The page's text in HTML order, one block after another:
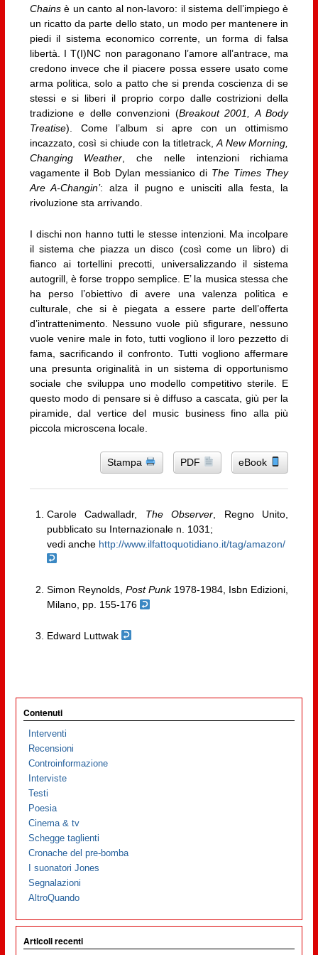
Chainsè un canto al non-lavoro: il sistema dell’impiego è
un ricatto da parte dello stato, un modo per mantenere in
piedi il sistema economico corrente, un forma di falsa
libertà. I T(I)NC non paragonano l’amore all’antrace, ma
credono invece che il piacere possa essere usato come
arma politica, solo a patto che si prenda coscienza di se
stessi e si liberi il proprio corpo dalle costrizioni della
tradizione e delle convenzioni (Breakout 2001, A Body
Treatise). Come l’album si apre con un ottimismo
incazzato, così si chiude con la titletrack,A New Morning,
Changing Weather , che nelle intenzioni richiama
vagamente il Bob Dylan messianico di The Times They
Are A-Changin’: alza il pugno e unisciti alla festa, la
rivoluzione sta arrivando.
I dischi non hanno tutti le stesse intenzioni. Ma incolpare
il sistema che piazza un disco (così come un libro) di
fianco ai tortellini precotti, universalizzando il sistema
autogrill, è forse troppo semplice. E’ la musica stessa che
ha perso l’obiettivo di avere una valenza politica e
culturale, che si è piegata a essere parte dell’offerta
d’intrattenimento. Nessuno vuole più sfigurare, nessuno
vuole venire male in foto, tutti vogliono il loro pezzetto di
fama, sacrificando il confronto. Tutti vogliono affermare
una presunta originalità in un sistema di opportunismo
sociale che sviluppa uno modello competitivo sterile. E
questo modo di pensare si è diffuso a cascata, giù per la
piramide, dal vertice del music business fino alla più
piccola microscena locale.
Stampa PDF eBook
Carole Cadwalladr, The Observer , Regno Unito,
pubblicato su Internazionale n. 1031;
vedi anche http://www.ilfattoquotidiano.it/tag/amazon/
Simon Reynolds, Post Punk1978-1984, Isbn Edizioni,
Milano, pp. 155-176
Edward Luttwak
Contenuti
Interventi
Recensioni
Controinformazione
Interviste
Testi
Poesia
Cinema & tv
Schegge taglienti
Cronache del pre-bomba
I suonatori Jones
Segnalazioni
AltroQuando
Articoli recenti